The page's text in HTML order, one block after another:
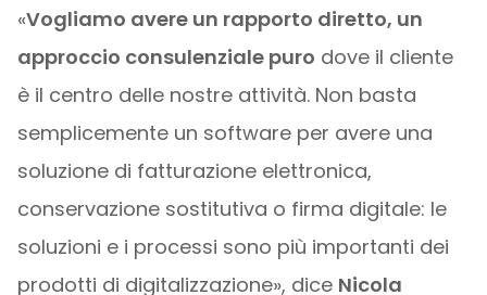
«Vogliamo avere un rapporto diretto, un
approccio consulenziale puro dove il cliente
è il centro delle nostre attività. Non basta
semplicemente un software per avere una
soluzione di fatturazione elettronica,
conservazione sostitutiva o firma digitale: le
soluzioni e i processi sono più importanti dei
prodotti di digitalizzazione», dice Nicola